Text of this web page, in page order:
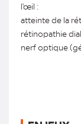
l'œil :
atteinte de la
rétinopathie
nerf optique